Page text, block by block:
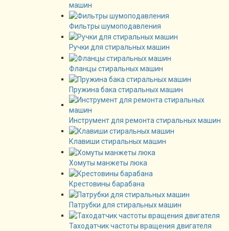
машин
Фильтры шумоподавления
Ручки для стиральных машин
Фланцы стиральных машин
Пружина бака стиральных машин
Инструмент для ремонта стиральных машин
Клавиши стиральных машин
Хомуты манжеты люка
Крестовины барабана
Патрубки для стиральных машин
Таходатчик частоты вращения двигателя